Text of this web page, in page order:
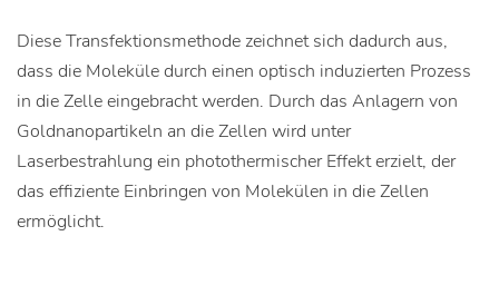
Diese Transfektionsmethode zeichnet sich dadurch aus,
dass die Moleküle durch einen optisch induzierten Prozess
in die Zelle eingebracht werden. Durch das Anlagern von
Goldnanopartikeln an die Zellen wird unter
Laserbestrahlung ein photothermischer Effekt erzielt, der
das effiziente Einbringen von Molekülen in die Zellen
ermöglicht.